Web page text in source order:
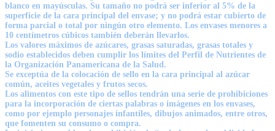
blanco en mayúsculas. Su tamaño no podrá ser inferior al 5% de la
superficie de la cara principal del envase; y no podrá estar cubierto de
forma parcial o total por ningún otro elemento. Los envases menores a
10 centímetros cúbicos también deberán llevarlos.
Los valores máximos de azúcares, grasas saturadas, grasas totales y
sodio establecidos deben cumplir los límites del Perfil de Nutrientes de
la Organización Panamericana de la Salud.
Se exceptúa de la colocación de sello en la cara principal al azúcar
común, aceites vegetales y frutos secos.
Los alimentos con este tipo de sellos tendrán una serie de prohibiciones
para la incorporación de ciertas palabras o imágenes en los envases,
como por ejemplo personajes infantiles, dibujos animados, entre otros,
que fomenten su consumo o compra.